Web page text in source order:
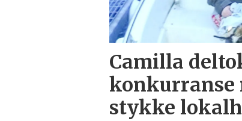
Camilla
konkurranse
stykke